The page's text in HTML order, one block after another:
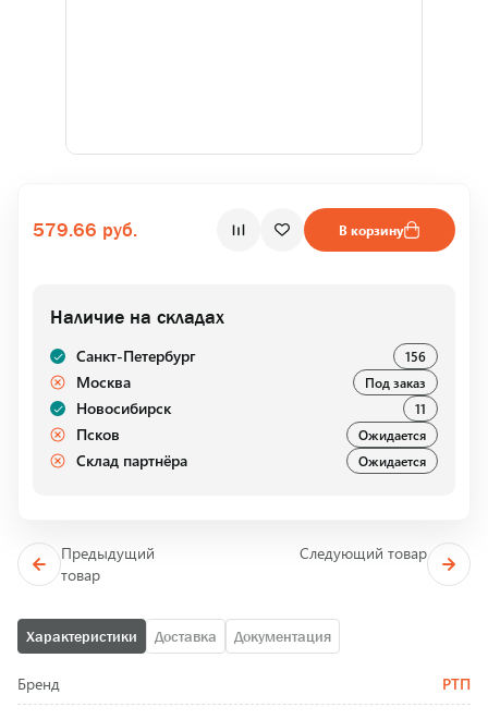
Характеристики Доставка Документация
Бренд РТП
579.66 руб. В корзину
Наличие на складах
Санкт-Петербург 156
Москва Под заказ
Новосибирск 11
Псков Ожидается
Склад партнёра Ожидается
Предыдущий
товар
Следующий товар